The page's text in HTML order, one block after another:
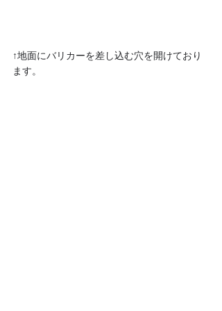
↑地面にバリカーを差し込む穴を開けており
ます。